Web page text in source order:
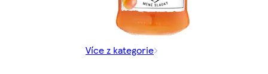
Více z kategorie